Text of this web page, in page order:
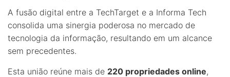
A fusão digital entre a TechTarget e a Informa Tech
consolida uma sinergia poderosa no mercado de
tecnologia da informação, resultando em um alcance
sem precedentes.
Esta união reúne mais de 220 propriedades online,